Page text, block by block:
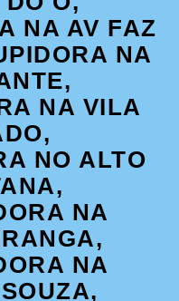
NA AV FAZ
NA
NA VILA
NO ALTO
NA
NA